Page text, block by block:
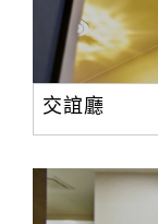
交誼廳